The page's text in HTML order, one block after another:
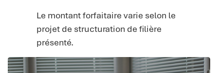
Le montant forfaitaire varie selon le
projet de structuration de filière
présenté.